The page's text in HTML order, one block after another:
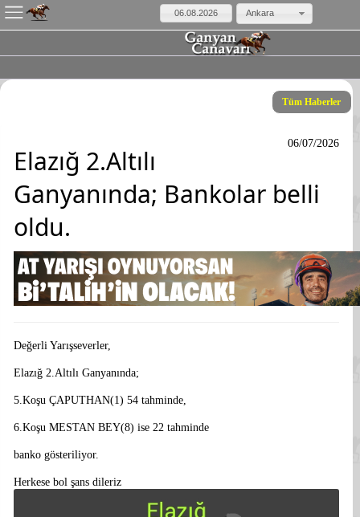
Ankara
Tüm Haberler
06/07/2026
Elazığ 2.Altılı
Ganyanında; Bankolar belli
oldu.
Değerli Yarışseverler,
Elazığ 2.Altılı Ganyanında;
5.Koşu ÇAPUTHAN(1) 54 tahminde,
6.Koşu MESTAN BEY(8) ise 22 tahminde
banko gösteriliyor.
Herkese bol şans dileriz